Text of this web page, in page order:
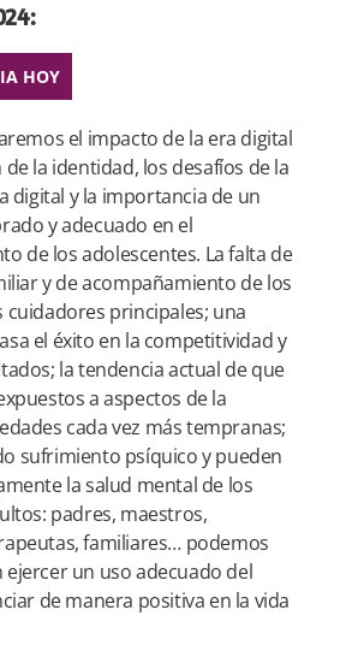
HOY
el impacto de la era digital
la identidad, los desafíos de la
digital y la importancia de un
y adecuado en el
de los adolescentes. La falta de
y de acompañamiento de los
cuidadores principales; una
el éxito en la competitividad y
la tendencia actual de que
a aspectos de la
cada vez más tempranas;
sufrimiento psíquico y pueden
la salud mental de los
padres, maestros,
familiares… podemos
un uso adecuado del
de manera positiva en la vida